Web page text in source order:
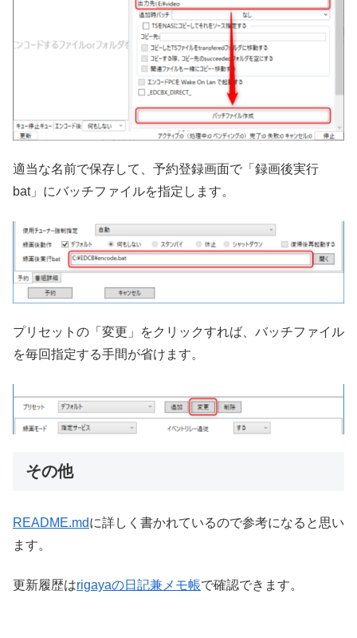
適当な名前で保存して、予約登録画面で「録画後実行
bat」にバッチファイルを指定します。
プリセットの「変更」をクリックすれば、バッチファイル
を毎回指定する手間が省けます。
その他
README.mdに詳しく書かれているので参考になると思い
ます。
更新履歴はrigayaの日記兼メモ帳で確認できます。